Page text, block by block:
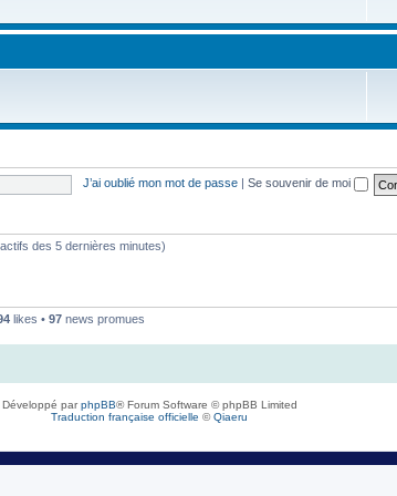
J’ai oublié mon mot de passe Se souvenir de moi
des 5 dernières minutes)
likes • 97 news promues
Développé parphpBB® Forum Software © phpBB Limited
Traduction française officielle ©Qiaeru